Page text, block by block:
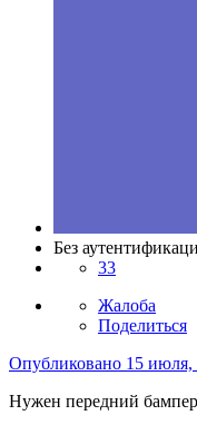
Без
33
Жалоба
Поделиться
Опубликовано 15 июля,
Нужен передний